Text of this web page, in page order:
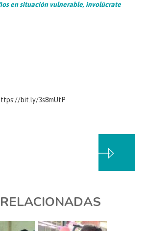
en situación vulnerable, involúcrate
bit.ly/3s8mUtP